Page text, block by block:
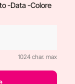
-Data -Colore
1024 char. max